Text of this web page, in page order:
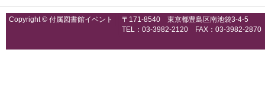
Copyright © 付属図書館イベント
〒171-8540 東京都豊島区南池袋3-4-5
TEL：03-3982-2120 FAX：03-3982-2870